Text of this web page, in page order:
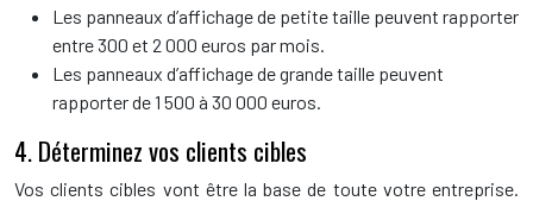
Les panneaux d’affichage de petite taille peuvent rapporter
entre 300 et 2 000 euros par mois.
Les panneaux d’affichage de grande taille peuvent
rapporter de 1 500 à 30 000 euros.
4. Déterminez vos clients cibles
Vos clients cibles vont être la base de toute votre entreprise.